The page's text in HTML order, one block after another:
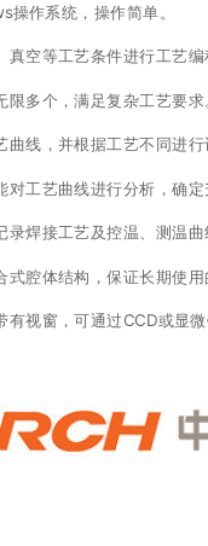
操作系统，操作简单。
真空等工艺条件进行工艺
多个，满足复杂工艺要求
线，并根据工艺不同进
工艺曲线进行分析，确
录焊接工艺及控温、测温
式腔体结构，保证长期使
视窗，可通过CCD或显